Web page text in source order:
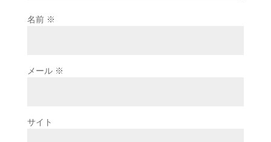
名前 ※
メール ※
サイト